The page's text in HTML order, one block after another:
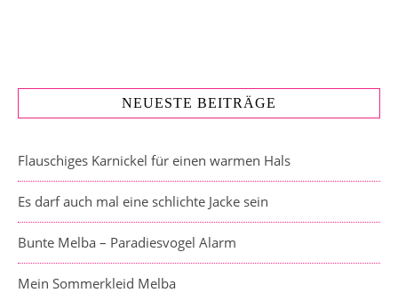
NEUESTE BEITRÄGE
Flauschiges Karnickel für einen warmen Hals
Es darf auch mal eine schlichte Jacke sein
Bunte Melba – Paradiesvogel Alarm
Mein Sommerkleid Melba